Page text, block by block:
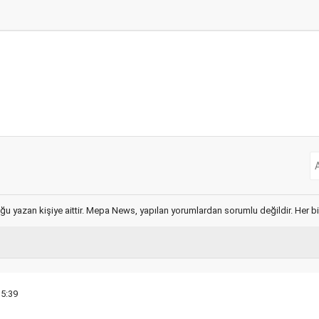
yazan kişiye aittir. Mepa News, yapılan yorumlardan sorumlu değildir. Her